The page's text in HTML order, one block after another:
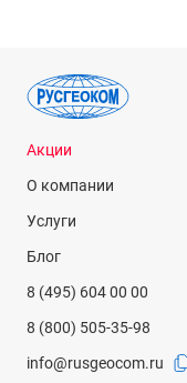
Акции
О компании
Услуги
Блог
8 (495) 604 00 00
8 (800) 505-35-98
info@rusgeocom.ru